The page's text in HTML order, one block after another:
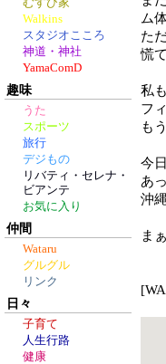
むすび家
Walkins
スタジオこころ
神道・神社
YamaComD
趣味
うた
スポーツ
旅行
デジもの
リバティ・セレナ・
ビアンテ
お気に入り
仲間
Wataru
グルグル
リンク
日々
子育て
人生行路
健康
ム
た
慌
私
フ
も
今
あ
沖
ま